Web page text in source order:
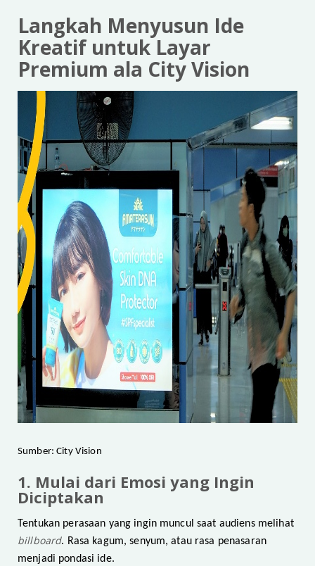
Langkah Menyusun Ide
Kreatif untuk Layar
Premium ala City Vision
Sumber: City Vision
1. Mulai dari Emosi yang Ingin
Diciptakan
Tentukan perasaan yang ingin muncul saat audiens melihat
billboard. Rasa kagum, senyum, atau rasa penasaran
menjadi pondasi ide.